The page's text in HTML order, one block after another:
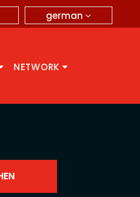
german
NETWORK